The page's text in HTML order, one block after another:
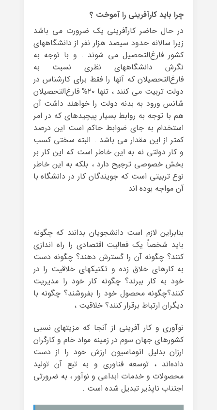
چرا باید کارآفرینی را آموخت ؟
در حال حاضر کارآفرینی یک ضرورت می باشد
زیرا سالانه حدود سیصد هزار نفر از دانشگاههای
کشور فارغ‌التحصیل می شوند . و با توجه به
نگرش دانشگاههای نظری نسبت به
فارغ‌التحصیلان که آنها را فقط برای کارشناس در
دولت تربیت می کنند ، تنها ۲۰% فارغ‌التحصیلان
شانس ورود به بدنه دولت را خواهند داشت آن
هم با توجه به روابط بسیار پیچیدهای که در امر
استخدام به جای ضوابط حاکم است این درصد
کمتر از این مقدار می باشد . البته سختی کسب
و کار دولتی نه به این خاطر است که این کار بر
بخش خصوصی ترجیح دارد ، بلکه به این خاطر
نوع تربیتی است که جویندگان کار در دانشگاه با
آن مواجه بوده اند
بنابراین لازم است دانشجویان بدانند که چگونه
باید شخصاً یک فعالیت اقتصادی را راه اندازی
کنند؟ چگونه آن را گسترش دهند؟ چگونه دست
به کارهای خلاق زده و تکنیکهای خلاقیت را در
خود به کار ببرند؟ چگونه کار خود را مدیریت
کنند؟چگونه محصول خود را بفروشند؟ چگونه با
دیگران ارتباط برقرار کنند؟ خلاقیت ،
نوآوری و کار آفرینی از آنجا که مزیتهای نسبی
کشورهای جهان سوم در زمینه مواد خام و کارگران
ارزان بدلیل اتوماسیون ارزش خود را از دست
داده‌اند ، توسعه فناوری و به تبع آن تولید
محصولات و خدمات ابداعی و نوآور ، به ضرورتی
اجتناب ناپذیر تبدیل شده است .